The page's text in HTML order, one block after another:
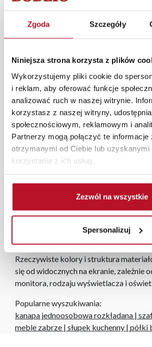
Zgoda Szczegóły
Niniejsza strona korzysta z plików
Wykorzystujemy pliki cookie do
i reklam, aby oferować funkcje
analizować ruch w naszej witrynie.
korzystasz z naszej witryny,
społecznościowym, reklamowym i
Partnerzy mogą połączyć te
otrzymanymi od Ciebie lub uzyskanymi
korzystania z ich usług.
Zezwól na wszystkie
Spersonalizuj
Realistycznie wyglądająca sztuczna
kolekcji Fiores została wykonana z
Wspaniale będzie komponowała się z
wyposażenia wnętrz w kuchni, salonie,
oraz łazience.
W każdym z salonów mebli Bodzio
aranżacji mebli, a nasi pracownicy z
programu Planer 3D bezpłatnie
przygotują kompleksową wizualizację
pomieszczenia wraz z wyceną. Każde
złożone w sklepie stacjonarnym
roboczych, również na terenie całego
zamówienia powyżej 1000 zł
niezależnie od miejsca złożenia
Zdjęcia produktów mają charakter
Rzeczywiste kolory i struktura
się od widocznych na ekranie, zależnie
monitora, rodzaju wyświetlacza i
Popularne wyszukiwania:
kanapa jednoosobowa rozkładana |
meble zabrze | słupek kuchenny | półki